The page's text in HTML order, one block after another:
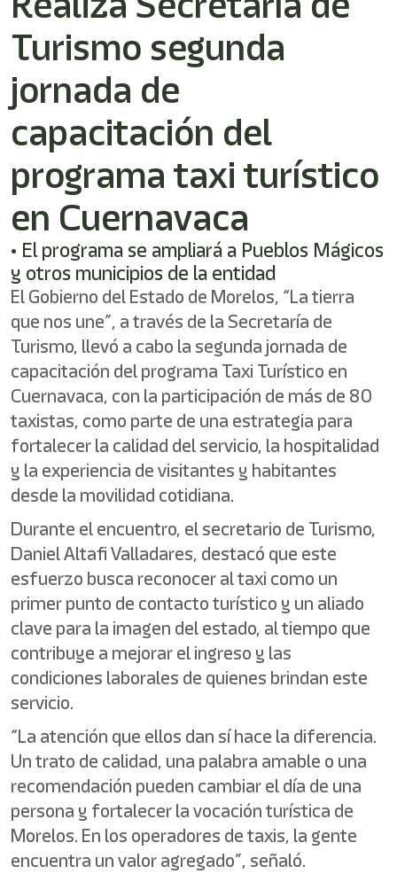
Este
acceso
directo
lector
de
pantalla
ayudarle
navegar
interactuar
con
contenido.
Turismo segunda
jornada de
capacitación del
programa taxi turístico
en Cuernavaca
• El programa se ampliará a Pueblos Mágicos
y otros municipios de la entidad
El Gobierno del Estado de Morelos, “La tierra
que nos une”, a través de la Secretaría de
Turismo, llevó a cabo la segunda jornada de
capacitación del programa Taxi Turístico en
Cuernavaca, con la participación de más de 80
taxistas, como parte de una estrategia para
fortalecer la calidad del servicio, la hospitalidad
y la experiencia de visitantes y habitantes
desde la movilidad cotidiana.
Durante el encuentro, el secretario de Turismo,
Daniel Altafi Valladares, destacó que este
esfuerzo busca reconocer al taxi como un
primer punto de contacto turístico y un aliado
clave para la imagen del estado, al tiempo que
contribuye a mejorar el ingreso y las
condiciones laborales de quienes brindan este
servicio.
“La atención que ellos dan sí hace la diferencia.
Un trato de calidad, una palabra amable o una
recomendación pueden cambiar el día de una
persona y fortalecer la vocación turística de
Morelos. En los operadores de taxis, la gente
encuentra un valor agregado”, señaló.